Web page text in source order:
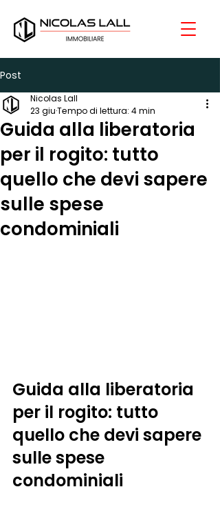
Post
Guida alla liberatoria
per il rogito: tutto
quello che devi sapere
sulle spese
condominiali
Nicolas Lall
23 giuTempo di lettura: 4 min
Guida alla liberatoria
per il rogito: tutto
quello che devi sapere
sulle spese
condominiali